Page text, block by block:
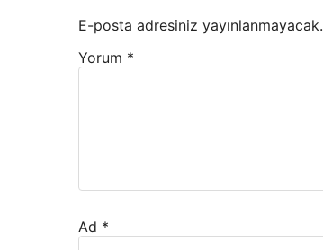
E-posta adresiniz yayınlanmayacak.
Yorum *
Ad *